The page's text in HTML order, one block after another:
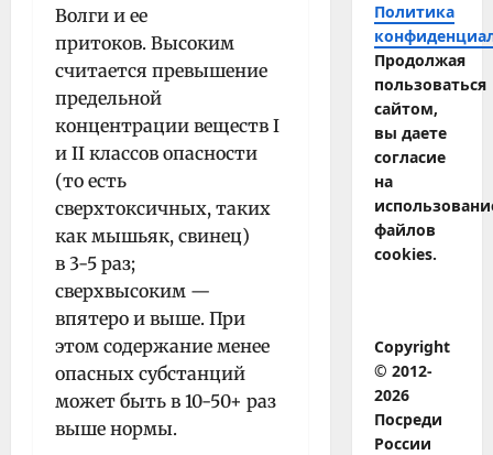
Волги и ее
притоков. Высоким
считается превышение
предельной
концентрации веществ I
и II классов опасности
(то есть
сверхтоксичных, таких
как мышьяк, свинец)
в 3-5 раз;
сверхвысоким —
впятеро и выше. При
этом содержание менее
опасных субстанций
может быть в 10-50+ раз
выше нормы.
Политика
Продолжая
пользоваться
сайтом,
вы даете
согласие
на
файлов
cookies.
Copyright
© 2012-
2026
Посреди
России